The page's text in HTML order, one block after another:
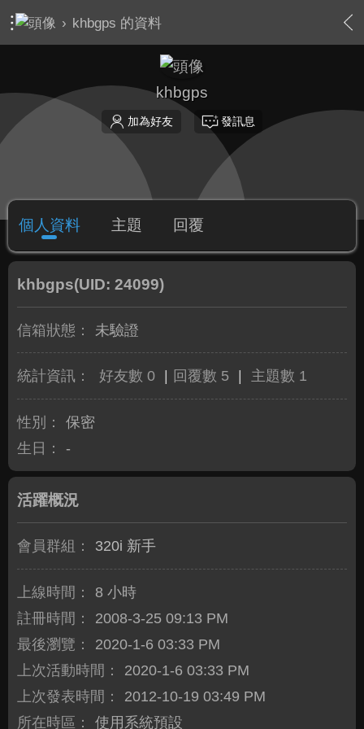
› khbgps 的資料
khbgps
加為好友 發訊息
個人資料 主題 回覆
khbgps(UID: 24099)
信箱狀態： 未驗證
統計資訊： 好友數 0 回覆數 5 主題數 1
性別：
保密
生日：
-
活躍概況
會員群組： 320i 新手
上線時間：
8 小時
註冊時間：
2008-3-25 09:13 PM
最後瀏覽：
2020-1-6 03:33 PM
上次活動時間：
2020-1-6 03:33 PM
上次發表時間：
2012-10-19 03:49 PM
所在時區：
使用系統預設